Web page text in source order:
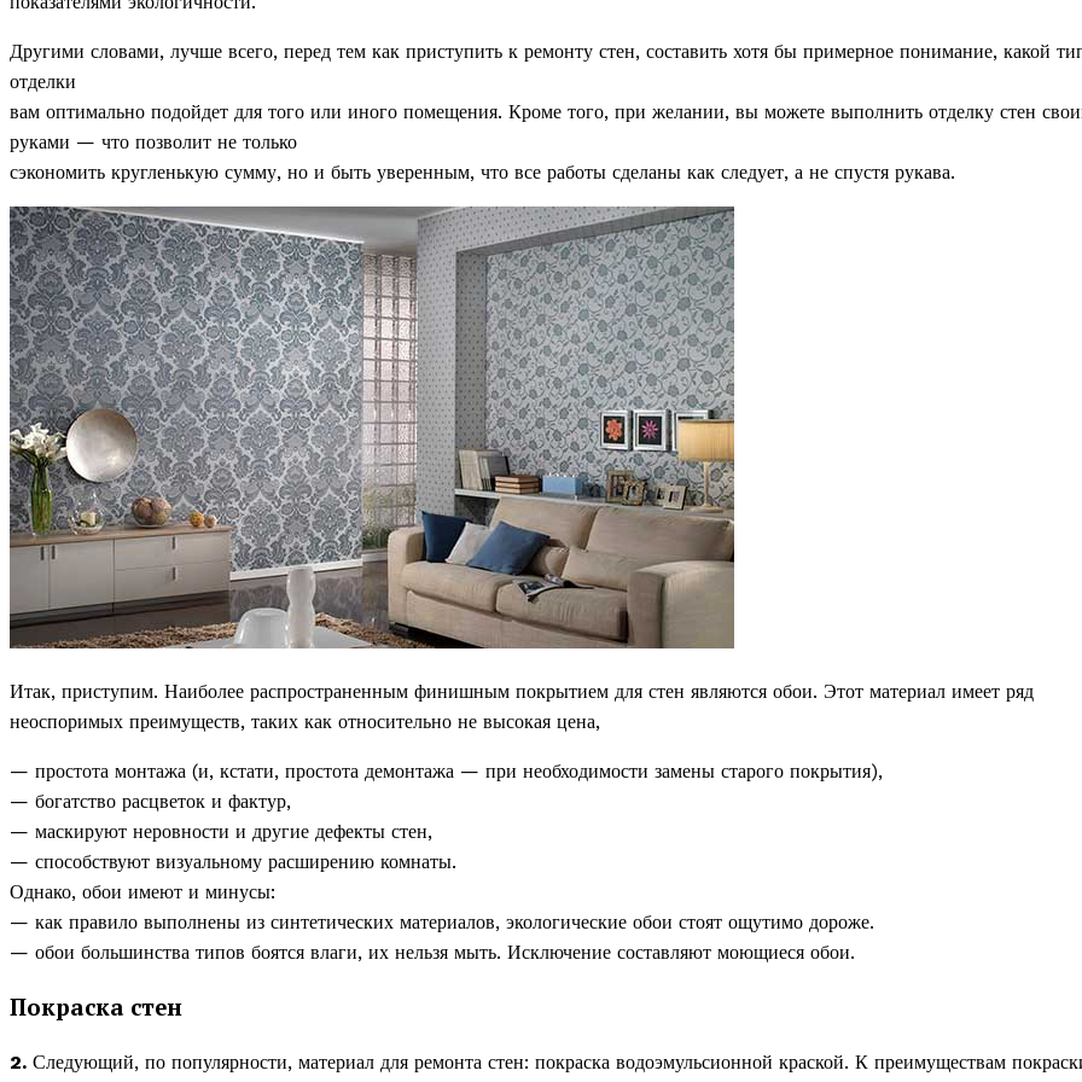
Другими словами, лучше всего, перед тем как приступить к ремонту стен, составить хотя бы примерное понимание, какой
отделки
вам оптимально подойдет для того или иного помещения. Кроме того, при желании, вы можете выполнить отделку стен
руками — что позволит не только
сэкономить кругленькую сумму, но и быть уверенным, что все работы сделаны как следует, а не спустя рукава.
Итак, приступим. Наиболее распространенным финишным покрытием для стен являются обои. Этот материал имеет ряд
неоспоримых преимуществ, таких как относительно не высокая цена,
— простота монтажа (и, кстати, простота демонтажа — при необходимости замены старого покрытия),
— богатство расцветок и фактур,
— маскируют неровности и другие дефекты стен,
— способствуют визуальному расширению комнаты.
Однако, обои имеют и минусы:
— как правило выполнены из синтетических материалов, экологические обои стоят ощутимо дороже.
— обои большинства типов боятся влаги, их нельзя мыть. Исключение составляют моющиеся обои.
Покраска стен
2. Следующий, по популярности, материал для ремонта стен: покраска водоэмульсионной краской. К преимуществам